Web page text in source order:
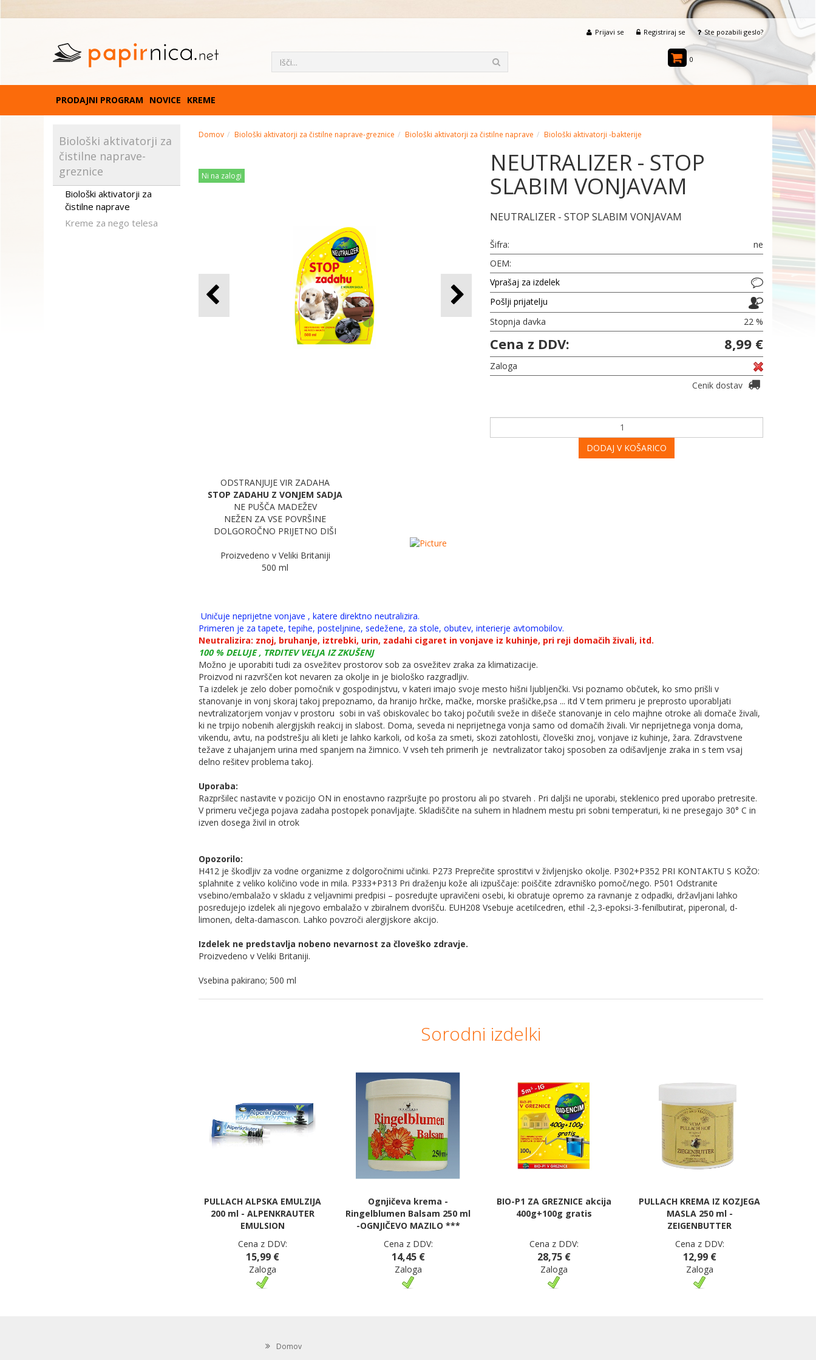
Prijavi se Registriraj se Ste pozabili geslo?
0
PRODAJNI PROGRAM NOVICE KREME
Biološki aktivatorji za
čistilne naprave-
greznice
Biološki aktivatorji za
čistilne naprave
Kreme za nego telesa
Domov Biološki aktivatorji za čistilne naprave-greznice Biološki aktivatorji za čistilne naprave Biološki aktivatorji -bakterije
Ni na zalogi NEUTRALIZER - STOP
SLABIM VONJAVAM
NEUTRALIZER - STOP SLABIM VONJAVAM
Šifra:
ne
OEM:
Vprašaj za izdelek
Pošlji prijatelju
Stopnja davka
22 %
Cena z DDV: 8,99 €
Zaloga
Cenik dostav
DODAJ V KOŠARICO
ODSTRANJUJE VIR ZADAHA
STOP ZADAHU Z VONJEM SADJA
NE PUŠČA MADEŽEV
NEŽEN ZA VSE POVRŠINE
DOLGOROČNO PRIJETNO DIŠI
Proizvedeno v Veliki Britaniji
500 ml
Uničuje neprijetne vonjave , katere direktno neutralizira.
Primeren je za tapete, tepihe, posteljnine, sedežene, za stole, obutev, interierje avtomobilov.
Neutralizira: znoj, bruhanje, iztrebki, urin, zadahi cigaret in vonjave iz kuhinje, pri reji domačih živali, itd.
100 % DELUJE , TRDITEV VELJA IZ ZKUŠENJ
Možno je uporabiti tudi za osvežitev prostorov sob za osvežitev zraka za klimatizacije.
Proizvod ni razvrščen kot nevaren za okolje in je biološko razgradljiv.
Ta izdelek je zelo dober pomočnik v gospodinjstvu, v kateri imajo svoje mesto hišni ljubljenčki. Vsi poznamo občutek, ko smo prišli v
stanovanje in vonj skoraj takoj prepoznamo, da hranijo hrčke, mačke, morske prašičke,psa ... itd V tem primeru je preprosto uporabljati
nevtralizatorjem vonjav v prostoru sobi in vaš obiskovalec bo takoj počutili sveže in dišeče stanovanje in celo majhne otroke ali domače živali,
ki ne trpijo nobenih alergijskih reakcij in slabost. Doma, seveda ni neprijetnega vonja samo od domačih živali. Vir neprijetnega vonja doma,
vikendu, avtu, na podstrešju ali kleti je lahko karkoli, od koša za smeti, skozi zatohlosti, človeški znoj, vonjave iz kuhinje, žara. Zdravstvene
težave z uhajanjem urina med spanjem na žimnico. V vseh teh primerih je nevtralizator takoj sposoben za odišavljenje zraka in s tem vsaj
delno rešitev problema takoj.
Uporaba:
Razpršilec nastavite v pozicijo ON in enostavno razpršujte po prostoru ali po stvareh . Pri daljši ne uporabi, steklenico pred uporabo pretresite.
V primeru večjega pojava zadaha postopek ponavljajte. Skladiščite na suhem in hladnem mestu pri sobni temperaturi, ki ne presegajo 30° C in
izven dosega živil in otrok
Opozorilo:
H412 je škodljiv za vodne organizme z dolgoročnimi učinki. P273 Preprečite sprostitvi v življenjsko okolje. P302+P352 PRI KONTAKTU S KOŽO:
splahnite z veliko količino vode in mila. P333+P313 Pri draženju kože ali izpuščaje: poiščite zdravniško pomoč/nego. P501 Odstranite
vsebino/embalažo v skladu z veljavnimi predpisi – posredujte upravičeni osebi, ki obratuje opremo za ravnanje z odpadki, državljani lahko
posredujejo izdelek ali njegovo embalažo v zbiralnem dvorišču. EUH208 Vsebuje acetilcedren, ethil -2,3-epoksi-3-fenilbutirat, piperonal, d-
limonen, delta-damascon. Lahko povzroči alergijskore akcijo.
Izdelek ne predstavlja nobeno nevarnost za človeško zdravje.
Proizvedeno v Veliki Britaniji.
Vsebina pakirano; 500 ml
Sorodni izdelki
PULLACH ALPSKA EMULZIJA
200 ml - ALPENKRAUTER
EMULSION
Cena z DDV:
15,99 €
Zaloga
Ognjičeva krema -
Ringelblumen Balsam 250 ml
-OGNJIČEVO MAZILO ***
Cena z DDV:
14,45 €
Zaloga
BIO-P1 ZA GREZNICE akcija
400g+100g gratis
Cena z DDV:
28,75 €
Zaloga
PULLACH KREMA IZ KOZJEGA
MASLA 250 ml -
ZEIGENBUTTER
Cena z DDV:
12,99 €
Zaloga
Domov